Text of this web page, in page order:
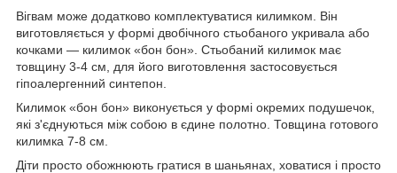
Вігвам може додатково комплектуватися килимком. Він
виготовляється у формі двобічного стьобаного укривала або
кочками — килимок «бон бон». Стьобаний килимок має
товщину 3-4 см, для його виготовлення застосовується
гіпоалергенний синтепон.
Килимок «бон бон» виконується у формі окремих подушечок,
які з'єднуються між собою в єдине полотно. Товщина готового
килимка 7-8 см.
Діти просто обожнюють гратися в шаньянах, ховатися і просто